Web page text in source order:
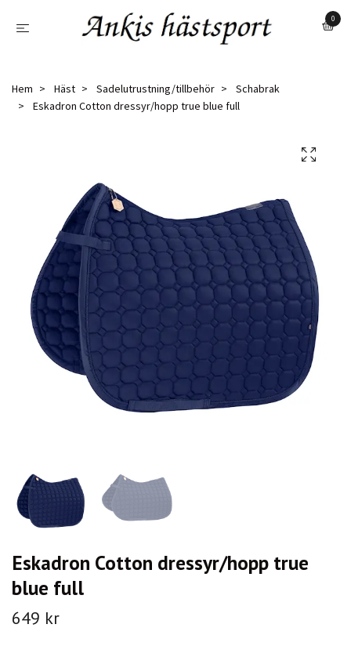
0
Hem Häst Sadelutrustning/tillbehör
Schabrak
Eskadron Cotton dressyr/hopp true blue full
Eskadron Cotton dressyr/hopp true
blue full
649 kr